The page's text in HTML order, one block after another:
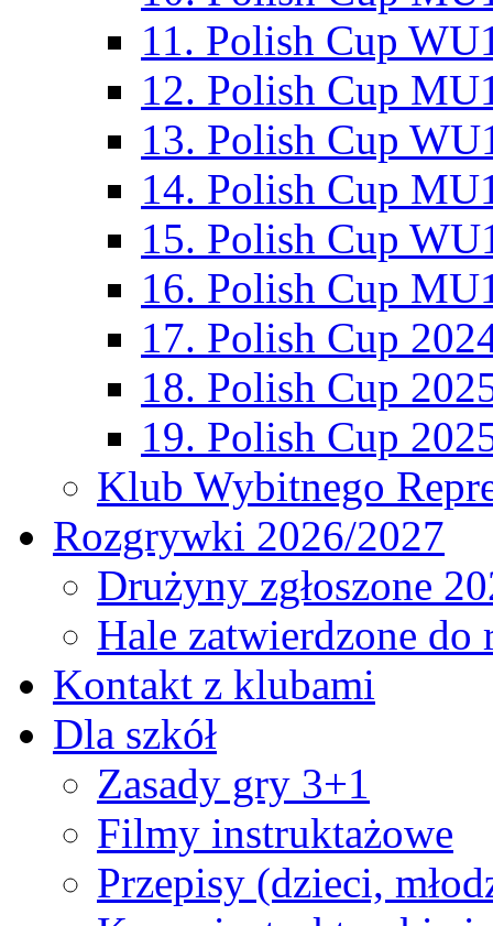
11. Polish Cup
12. Polish Cup
13. Polish Cup
14. Polish Cup
15. Polish Cup
16. Polish Cup
17. Polish Cup
18. Polish Cup
19. Polish Cup
Klub Wybitnego
Rozgrywki 2026/2027
Drużyny zgłoszone
Hale zatwierdzone
Kontakt z klubami
Dla szkół
Zasady gry 3+1
Filmy instruktażowe
Przepisy (dzieci,